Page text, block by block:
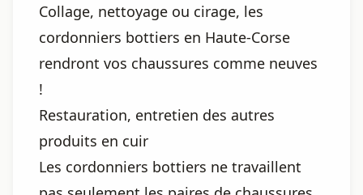
Collage, nettoyage ou cirage, les
cordonniers bottiers en Haute-Corse
rendront vos chaussures comme neuves
!
Restauration, entretien des autres
produits en cuir
Les cordonniers bottiers ne travaillent